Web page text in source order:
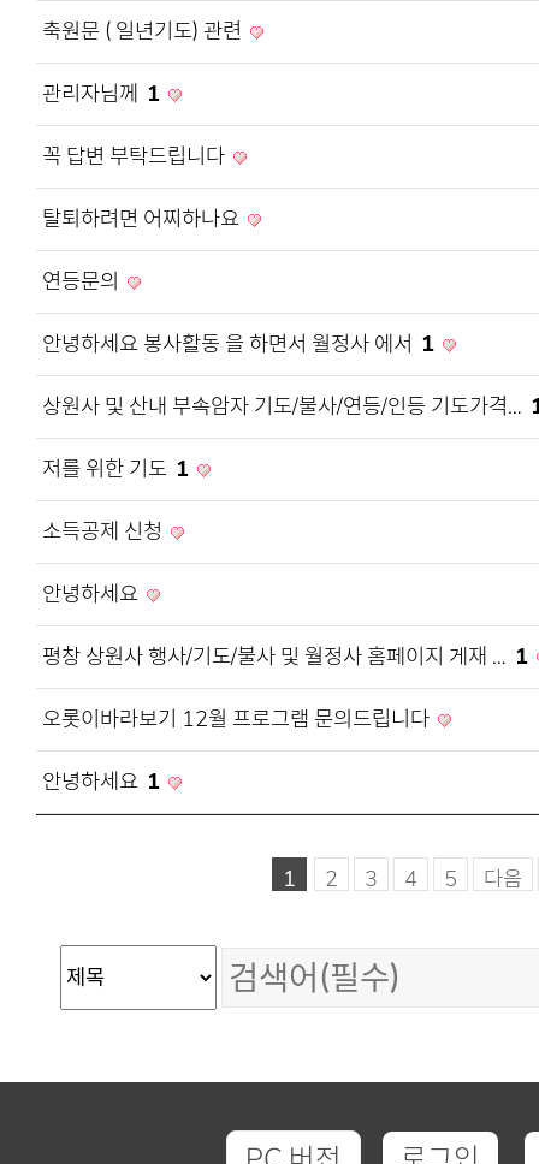
축원문 ( 일년기도) 관련
관리자님께 1
꼭 답변 부탁드립니다
탈퇴하려면 어찌하나요
연등문의
안녕하세요 봉사활동 을 하면서 월정사 에서 1
상원사 및 산내 부속암자 기도/불사/연등/인등 기도가격…
저를 위한 기도 1
소득공제 신청
안녕하세요
평창 상원사 행사/기도/불사 및 월정사 홈페이지 게재 … 1
오롯이바라보기 12월 프로그램 문의드립니다
안녕하세요 1
1 2 3 4 5 다음